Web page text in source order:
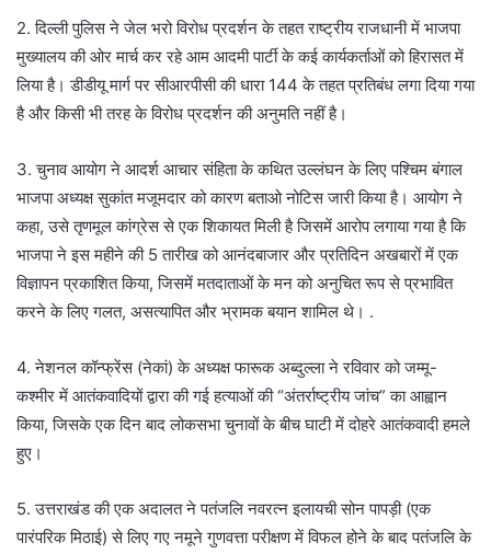
2. दिल्ली पुलिस ने जेल भरो विरोध प्रदर्शन के तहत राष्ट्रीय राजधानी में भाजपा
मुख्यालय की ओर मार्च कर रहे आम आदमी पार्टी के कई कार्यकर्ताओं को हिरासत में
लिया है। डीडीयू मार्ग पर सीआरपीसी की धारा 144 के तहत प्रतिबंध लगा दिया गया
है और किसी भी तरह के विरोध प्रदर्शन की अनुमति नहीं है।
3. चुनाव आयोग ने आदर्श आचार संहिता के कथित उल्लंघन के लिए पश्चिम बंगाल
भाजपा अध्यक्ष सुकांत मजूमदार को कारण बताओ नोटिस जारी किया है। आयोग ने
कहा, उसे तृणमूल कांग्रेस से एक शिकायत मिली है जिसमें आरोप लगाया गया है कि
भाजपा ने इस महीने की 5 तारीख को आनंदबाजार और प्रतिदिन अखबारों में एक
विज्ञापन प्रकाशित किया, जिसमें मतदाताओं के मन को अनुचित रूप से प्रभावित
करने के लिए गलत, असत्यापित और भ्रामक बयान शामिल थे। .
4. नेशनल कॉन्फ्रेंस (नेकां) के अध्यक्ष फारूक अब्दुल्ला ने रविवार को जम्मू-
कश्मीर में आतंकवादियों द्वारा की गई हत्याओं की “अंतर्राष्ट्रीय जांच” का आह्वान
किया, जिसके एक दिन बाद लोकसभा चुनावों के बीच घाटी में दोहरे आतंकवादी हमले
हुए।
5. उत्तराखंड की एक अदालत ने पतंजलि नवरत्न इलायची सोन पापड़ी (एक
पारंपरिक मिठाई) से लिए गए नमूने गुणवत्ता परीक्षण में विफल होने के बाद पतंजलि के